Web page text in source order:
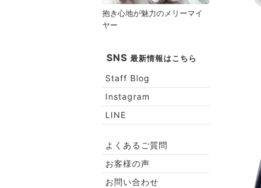
抱き心地が魅力のメリーマイ
ヤー
SNS 最新情報はこちら
Staff Blog
Instagram
LINE
よくあるご質問
お客様の声
お問い合わせ